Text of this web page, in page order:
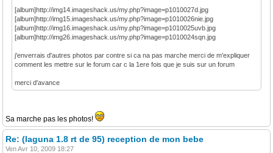
[album]http://img14.imageshack.us/my.php?image=p1010027d.jpg
[album]http://img15.imageshack.us/my.php?image=p1010026nie.jpg
[album]http://img16.imageshack.us/my.php?image=p1010025uvb.jpg
[album]http://img26.imageshack.us/my.php?image=p1010024sqn.jpg
j'enverrais d'autres photos par contre si ca na pas marche merci de m'expliquer
comment les mettre sur le forum car c la 1ere fois que je suis sur un forum
merci d'avance
Sa marche pas les photos!
Re: (laguna 1.8 rt de 95) reception de mon bebe
Ven Avr 10, 2009 18:27